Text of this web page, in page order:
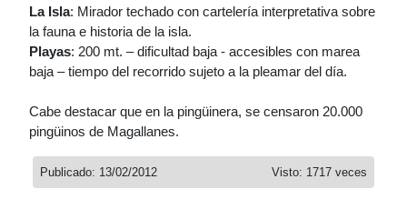
La Isla: Mirador techado con cartelería interpretativa sobre
la fauna e historia de la isla.
Playas: 200 mt. – dificultad baja - accesibles con marea
baja – tiempo del recorrido sujeto a la pleamar del día.
Cabe destacar que en la pingüinera, se censaron 20.000
pingüinos de Magallanes.
Visto: 1717 veces
Publicado: 13/02/2012